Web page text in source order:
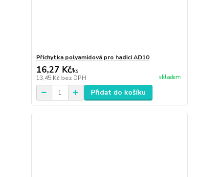
Příchytka polyamidová pro hadici AD10
16,27 Kč/ks
13,45 Kč bez DPH skladem
Přidat do košíku